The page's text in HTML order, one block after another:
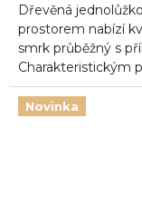
Dřevěná
prostorem nabízí
smrk průběžný s
Charakteristickým
Novinka